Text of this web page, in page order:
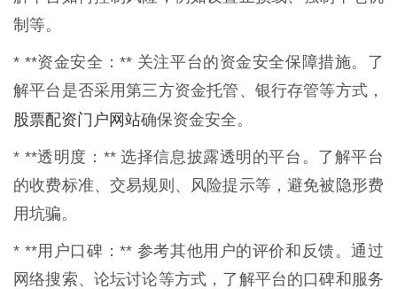
制等。
* **资金安全：** 关注平台的资金安全保障措施。了
解平台是否采用第三方资金托管、银行存管等方式，
股票配资门户网站确保资金安全。
* **透明度：** 选择信息披露透明的平台。了解平台
的收费标准、交易规则、风险提示等，避免被隐形费
用坑骗。
* **用户口碑：** 参考其他用户的评价和反馈。通过
网络搜索、论坛讨论等方式，了解平台的口碑和服务